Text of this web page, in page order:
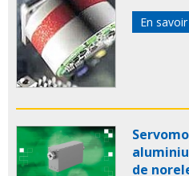
En
de